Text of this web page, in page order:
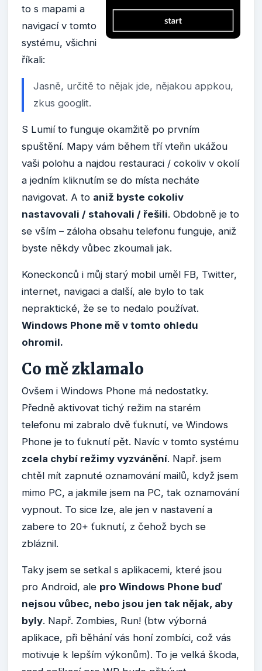
to s mapami a
navigací v tomto
systému, všichni
říkali:
Jasně, určitě to nějak jde, nějakou appkou,
zkus googlit.
S Lumií to funguje okamžitě po prvním
spuštění. Mapy vám během tří vteřin ukážou
vaši polohu a najdou restauraci / cokoliv v okolí
a jedním kliknutím se do místa necháte
navigovat. A to aniž byste cokoliv
nastavovali / stahovali / řešili. Obdobně je to
se vším – záloha obsahu telefonu funguje, aniž
byste někdy vůbec zkoumali jak.
Koneckonců i můj starý mobil uměl FB, Twitter,
internet, navigaci a další, ale bylo to tak
nepraktické, že se to nedalo používat.
Windows Phone mě v tomto ohledu
ohromil.
Co mě zklamalo
Ovšem i Windows Phone má nedostatky.
Předně aktivovat tichý režim na starém
telefonu mi zabralo dvě ťuknutí, ve Windows
Phone je to ťuknutí pět. Navíc v tomto systému
zcela chybí režimy vyzvánění. Např. jsem
chtěl mít zapnuté oznamování mailů, když jsem
mimo PC, a jakmile jsem na PC, tak oznamování
vypnout. To sice lze, ale jen v nastavení a
zabere to 20+ ťuknutí, z čehož bych se
zbláznil.
Taky jsem se setkal s aplikacemi, které jsou
pro Android, ale pro Windows Phone buď
nejsou vůbec, nebo jsou jen tak nějak, aby
byly. Např. Zombies, Run! (btw výborná
aplikace, při běhání vás honí zombíci, což vás
motivuje k lepším výkonům). To je velká škoda,